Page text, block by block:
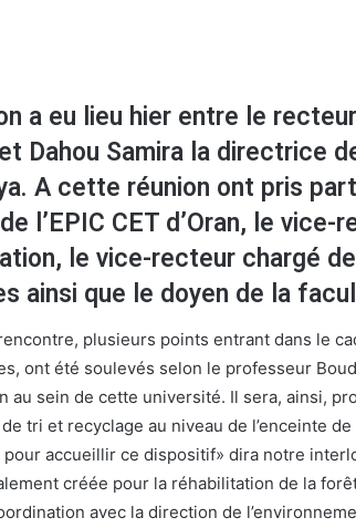
a eu lieu hier entre le
Dahou Samira la directrice
A cette réunion ont pris
l’EPIC CET d’Oran, le
le vice-recteur chargé
ainsi que le doyen de la
plusieurs points entrant dans le
ont été soulevés selon le professeur
au sein de cette université. Il sera, ainsi,
tri et recyclage au niveau de l’enceinte de
accueillir ce dispositif» dira notre
créée pour la réhabilitation de la forêt
avec la direction de